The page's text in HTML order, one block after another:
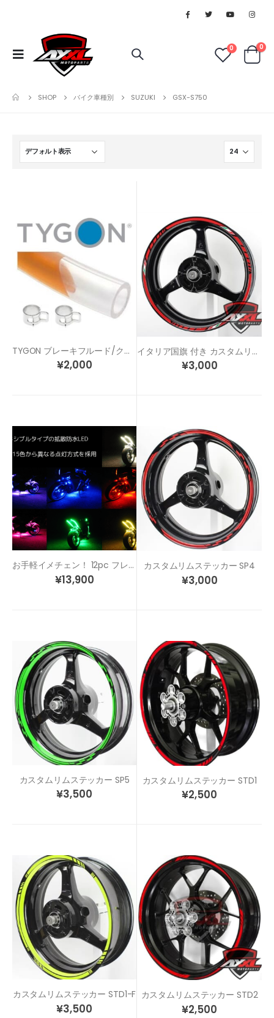
0 0
SHOP バイク車種別 SUZUKI GSX-S750
TYGON ブレーキフルード/クラッチフルード 専用ホース (クリア)
¥2,000
イタリア国旗 付き カスタムリムステッカー STD5-IT
¥3,000
お手軽イメチェン！ 12pc フレキシブル拡散防水LED ワイヤレスリモコン付き
¥13,900
カスタムリムステッカー SP4
¥3,000
カスタムリムステッカー SP5
¥3,500
カスタムリムステッカー STD1
¥2,500
カスタムリムステッカー STD1-F
¥3,500
カスタムリムステッカー STD2
¥2,500